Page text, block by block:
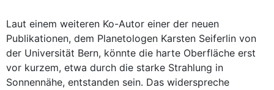
Laut einem weiteren Ko-Autor einer der neuen
Publikationen, dem Planetologen Karsten Seiferlin von
der Universität Bern, könnte die harte Oberfläche erst
vor kurzem, etwa durch die starke Strahlung in
Sonnennähe, entstanden sein. Das widerspreche